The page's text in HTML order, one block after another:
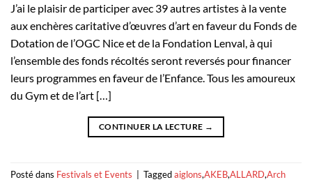
J’ai le plaisir de participer avec 39 autres artistes à la vente
aux enchères caritative d’œuvres d’art en faveur du Fonds de
Dotation de l’OGC Nice et de la Fondation Lenval, à qui
l’ensemble des fonds récoltés seront reversés pour financer
leurs programmes en faveur de l’Enfance. Tous les amoureux
du Gym et de l’art […]
CONTINUER LA LECTURE →
Posté dans Festivals et Events Taggedaiglons,AKEB,ALLARD,Arch